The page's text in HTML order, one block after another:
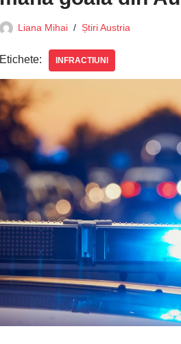
Liana Mihai Știri Austria
Etichete: INFRACTIUNI